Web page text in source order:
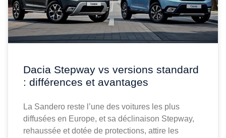
Dacia Stepway vs versions standard
: différences et avantages
La Sandero reste l’une des voitures les plus
diffusées en Europe, et sa déclinaison Stepway,
rehaussée et dotée de protections, attire les